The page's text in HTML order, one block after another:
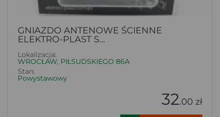
GNIAZDO ANTENOWE ŚCIENNE
ELEKTRO-PLAST S...
Lokalizacja:
WROCŁAW, PIŁSUDSKIEGO 86A
Stan:
Powystawowy
32.00 zł